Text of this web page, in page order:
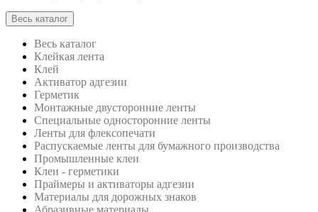
Весь каталог
Весь каталог
Клейкая лента
Клей
Активатор адгезии
Герметик
Монтажные двусторонние ленты
Специальные односторонние ленты
Ленты для флексопечати
Распускаемые ленты для бумажного производства
Промышленные клеи
Клеи - герметики
Праймеры и активаторы адгезии
Материалы для дорожных знаков
Абразивные материалы